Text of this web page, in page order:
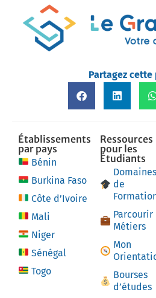
Partagez cette
Établissements
par pays
Bénin
Burkina Faso
Côte d’Ivoire
Mali
Niger
Sénégal
Togo
Ressources
pour les
Étudiants
Domaines
de
Parcourir
Métiers
Mon
Bourses
d’études